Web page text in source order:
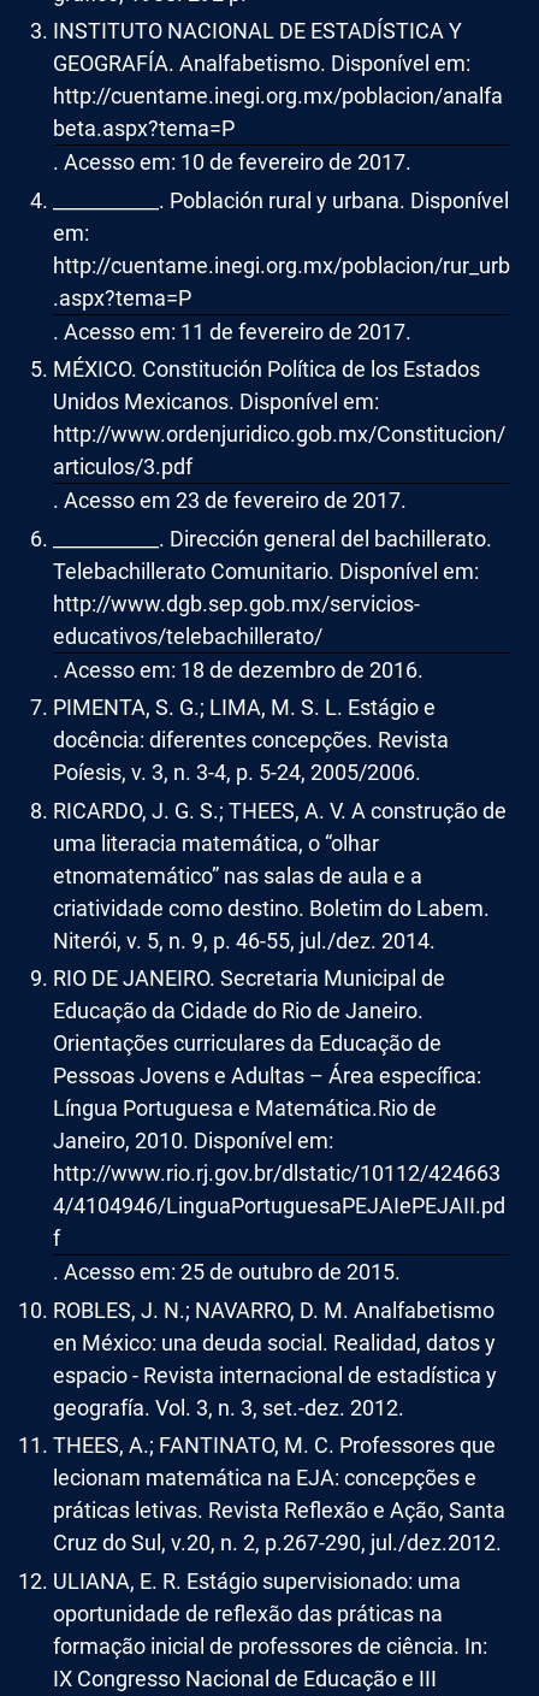
INSTITUTO NACIONAL DE ESTADÍSTICA Y
GEOGRAFÍA. Analfabetismo. Disponível em:
http://cuentame.inegi.org.mx/poblacion/analfa
beta.aspx?tema=P
. Acesso em: 10 de fevereiro de 2017.
___________. Población rural y urbana. Disponível
em:
http://cuentame.inegi.org.mx/poblacion/rur_urb
.aspx?tema=P
. Acesso em: 11 de fevereiro de 2017.
MÉXICO. Constitución Política de los Estados
Unidos Mexicanos. Disponível em:
http://www.ordenjuridico.gob.mx/Constitucion/
articulos/3.pdf
. Acesso em 23 de fevereiro de 2017.
___________. Dirección general del bachillerato.
Telebachillerato Comunitario. Disponível em:
http://www.dgb.sep.gob.mx/servicios-
educativos/telebachillerato/
. Acesso em: 18 de dezembro de 2016.
PIMENTA, S. G.; LIMA, M. S. L. Estágio e
docência: diferentes concepções. Revista
Poíesis, v. 3, n. 3-4, p. 5-24, 2005/2006.
RICARDO, J. G. S.; THEES, A. V. A construção de
uma literacia matemática, o “olhar
etnomatemático” nas salas de aula e a
criatividade como destino. Boletim do Labem.
Niterói, v. 5, n. 9, p. 46-55, jul./dez. 2014.
RIO DE JANEIRO. Secretaria Municipal de
Educação da Cidade do Rio de Janeiro.
Orientações curriculares da Educação de
Pessoas Jovens e Adultas – Área específica:
Língua Portuguesa e Matemática.Rio de
Janeiro, 2010. Disponível em:
http://www.rio.rj.gov.br/dlstatic/10112/424663
4/4104946/LinguaPortuguesaPEJAIePEJAII.pd
f
. Acesso em: 25 de outubro de 2015.
ROBLES, J. N.; NAVARRO, D. M. Analfabetismo
en México: una deuda social. Realidad, datos y
espacio - Revista internacional de estadística y
geografía. Vol. 3, n. 3, set.-dez. 2012.
THEES, A.; FANTINATO, M. C. Professores que
lecionam matemática na EJA: concepções e
práticas letivas. Revista Reflexão e Ação, Santa
Cruz do Sul, v.20, n. 2, p.267-290, jul./dez.2012.
ULIANA, E. R. Estágio supervisionado: uma
oportunidade de reflexão das práticas na
formação inicial de professores de ciência. In:
IX Congresso Nacional de Educação e III